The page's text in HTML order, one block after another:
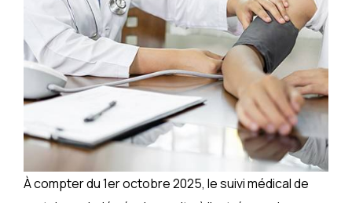
À compter du 1er octobre 2025, le suivi médical de